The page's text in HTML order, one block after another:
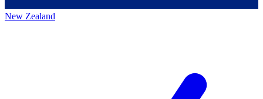
New Zealand